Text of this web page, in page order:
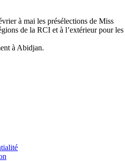
à mai les présélections de Miss
de la RCI et à l’extérieur pour les
à Abidjan.